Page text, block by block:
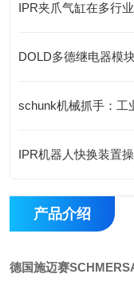
IPR夹爪气缸在多行
DOLD多德继电器模
schunk机械抓手：工
产品介绍
德国施迈赛